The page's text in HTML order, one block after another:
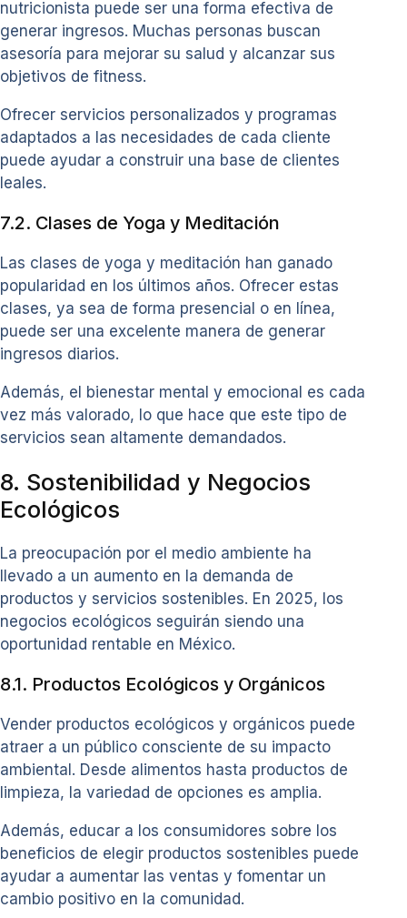
nutricionista puede ser una forma efectiva de
generar ingresos. Muchas personas buscan
asesoría para mejorar su salud y alcanzar sus
objetivos de fitness.
Ofrecer servicios personalizados y programas
adaptados a las necesidades de cada cliente
puede ayudar a construir una base de clientes
leales.
7.2. Clases de Yoga y Meditación
Las clases de yoga y meditación han ganado
popularidad en los últimos años. Ofrecer estas
clases, ya sea de forma presencial o en línea,
puede ser una excelente manera de generar
ingresos diarios.
Además, el bienestar mental y emocional es cada
vez más valorado, lo que hace que este tipo de
servicios sean altamente demandados.
8. Sostenibilidad y Negocios
Ecológicos
La preocupación por el medio ambiente ha
llevado a un aumento en la demanda de
productos y servicios sostenibles. En 2025, los
negocios ecológicos seguirán siendo una
oportunidad rentable en México.
8.1. Productos Ecológicos y Orgánicos
Vender productos ecológicos y orgánicos puede
atraer a un público consciente de su impacto
ambiental. Desde alimentos hasta productos de
limpieza, la variedad de opciones es amplia.
Además, educar a los consumidores sobre los
beneficios de elegir productos sostenibles puede
ayudar a aumentar las ventas y fomentar un
cambio positivo en la comunidad.